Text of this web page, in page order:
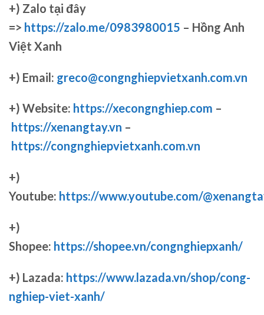
+) Zalo tại đây
=> https://zalo.me/0983980015 – Hồng Anh
Việt Xanh
+) Email: greco@congnghiepvietxanh.com.vn
+) Website: https://xecongnghiep.com –
https://xenangtay.vn –
https://congnghiepvietxanh.com.vn
+)
Youtube: https://www.youtube.com/
+)
Shopee: https://shopee.vn/congnghiepxanh/
+) Lazada: https://www.lazada.vn/shop/cong-
nghiep-viet-xanh/